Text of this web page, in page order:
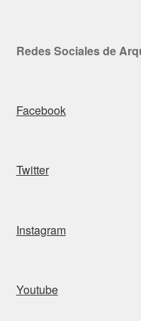
Redes Sociales de
Facebook
Twitter
Instagram
Youtube